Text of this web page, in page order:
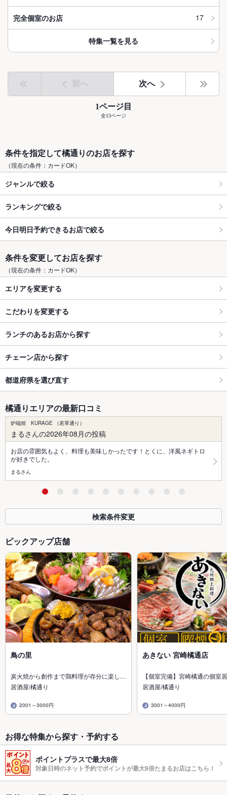
完全個室のお店 17
特集一覧を見る
前へ 次へ
1ページ目
全13ページ
条件を指定して橘通りのお店を探す
（現在の条件：カードOK）
ジャンルで絞る
ランキングで絞る
今日明日予約できるお店で絞る
条件を変更してお店を探す
（現在の条件：カードOK）
エリアを変更する
こだわりを変更する
ランチのあるお店から探す
チェーン店から探す
都道府県を選び直す
橘通りエリアの最新口コミ
炉端焼 KURAGE （若草通り）
まるさんの2026年08月の投稿
お店の雰囲気もよく、料理も美味しかったです！とくに、洋風ネギトロ
が好きでした。
まるさん
検索条件変更
ピックアップ店舗
鳥の里
炭火焼から創作まで鶏料理が存分に楽し…
居酒屋/橘通り
2001～3000円
あきない 宮崎橘通店
【個室完備】宮崎橘通の個室
居酒屋/橘通り
3001～4000円
お得な特集から探す・予約する
ポイントプラスで最大8倍
対象日時のネット予約でポイントが最大8倍たまるお店はこちら！